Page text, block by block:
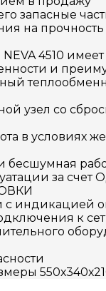
запасные
на прочность
4510 имеет
и
узел со
в условиях
бесшумная
за
с индикацией
к